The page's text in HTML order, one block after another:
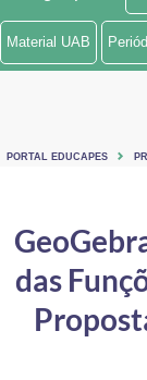
Ministério de Minas e
Controladoria-Geral da
Ministério da Mulher, da
Material UAB
PORTAL EDUCAPES
das